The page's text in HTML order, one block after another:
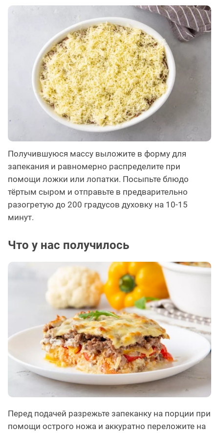
Получившуюся массу выложите в форму для
запекания и равномерно распределите при
помощи ложки или лопатки. Посыпьте блюдо
тёртым сыром и отправьте в предварительно
разогретую до 200 градусов духовку на 10-15
минут.
Что у нас получилось
Перед подачей разрежьте запеканку на порции при
помощи острого ножа и аккуратно переложите на